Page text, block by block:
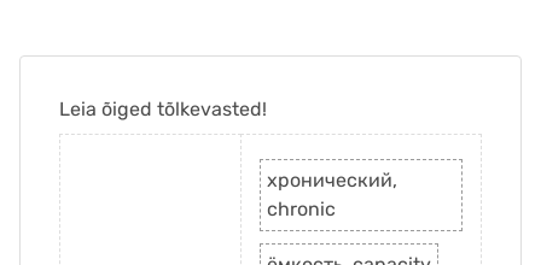
Leia õiged tõlkevasted!
хронический,
chronic